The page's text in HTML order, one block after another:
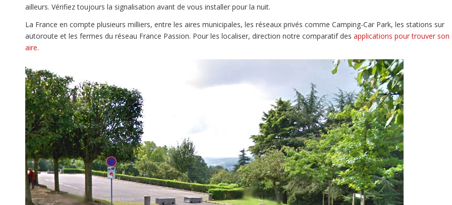
ailleurs. Vérifiez toujours la signalisation avant de vous installer pour la nuit.
La France en compte plusieurs milliers, entre les aires municipales, les réseaux privés comme Camping-Car Park, les stations sur
autoroute et les fermes du réseau France Passion. Pour les localiser, direction notre comparatif des applications pour trouver son
aire.